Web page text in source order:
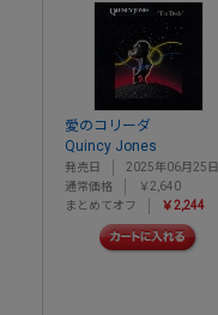
愛のコリーダ
Quincy Jones
発売日
2025年06月25日
通常価格
￥2,640
まとめてオフ
￥2,244